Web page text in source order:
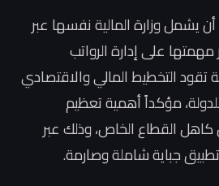
يشمل وزارة المالية نفسها عبر
على إدارة الرواتب
التخطيط المالي والاقتصادي
مؤكداً أهمية تعظيم
كاهل القطاع الخاص، وذلك عبر
جباية شاملة وصارمة.